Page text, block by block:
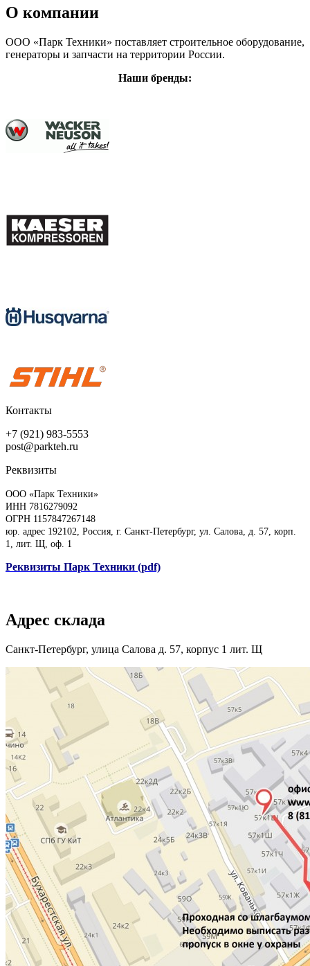
О компании
ООО «Парк Техники» поставляет строительное оборудование,
генераторы и запчасти на территории России.
Наши бренды:
Контакты
+7 (921) 983-5553
post@parkteh.ru
Реквизиты
ООО «Парк Техники»
ИНН 7816279092
ОГРН 1157847267148
юр. адрес 192102, Россия, г. Санкт-Петербург, ул. Салова, д. 57, корп.
1, лит. Щ, оф. 1
Реквизиты Парк Техники (pdf)
Адрес склада
Санкт-Петербург, улица Салова д. 57, корпус 1 лит. Щ